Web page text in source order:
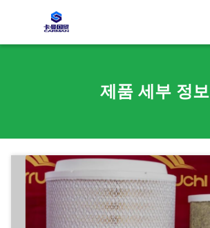
제품 세부 정보